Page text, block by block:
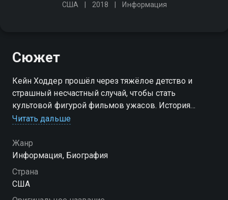
США 2018 Информация
Сюжет
Кейн Ходдер прошёл через тяжёлое детство и
страшный несчастный случай, чтобы стать
культовой фигурой фильмов ужасов. История
преодоления и успеха
Читать дальше
Жанр
Информация, Биография
Страна
США